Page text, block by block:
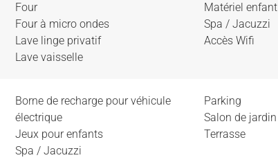
Four
Four à micro ondes
Lave linge privatif
Lave vaisselle
Matériel enfant
Spa / Jacuzzi
Accès Wifi
Borne de recharge pour véhicule
électrique
Jeux pour enfants
Spa / Jacuzzi
Parking
Salon de jardin
Terrasse